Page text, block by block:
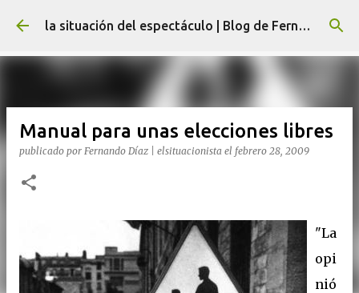
Ir al contenido principal la situación del espectáculo | Blog de Fernando Díaz
Manual para unas elecciones libres
publicado por Fernando Díaz | elsituacionista el febrero 28, 2009
"La
opi
nió